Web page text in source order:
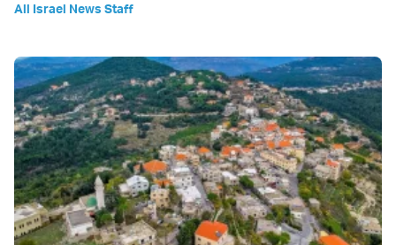
All Israel News Staff